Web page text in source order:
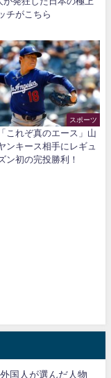
チがこちら
スポーツ
これぞ真のエース」山
ンキース相手にレギュ
ン初の完投勝利！
国人が選んだ人物